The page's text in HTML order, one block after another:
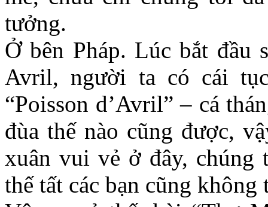
tưởng.
Ở bên Pháp. Lúc bắt đầu
Avril, người ta có cái
“Poisson d’Avril” – cá
đùa thế nào cũng được,
xuân vui vẻ ở đây, chúng
thế tất các bạn cũng